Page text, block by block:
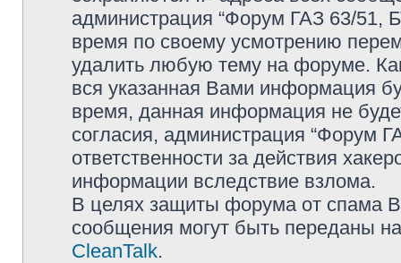
администрация “Форум ГАЗ 63/51,
время по своему усмотрению
удалить любую тему на форуме.
вся указанная Вами информация
время, данная информация не
согласия, администрация “Форум
ответственности за действия
информации вследствие взлома.
В целях защиты форума от спама
сообщения могут быть переданы
CleanTalk.